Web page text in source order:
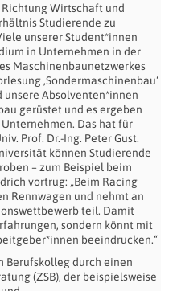
Wirtschaft und
Studierende zu
unserer Student*innen
in Unternehmen in der
Maschinenbaunetzwerkes
‚Sondermaschinenbau‘
unsere Absolventen*innen
gerüstet und es ergeben
Das hat für
Prof. Dr.-Ing. Peter Gust.
können Studierende
– zum Beispiel beim
vortrug: „Beim Racing
Rennwagen und nehmt an
teil. Damit
sondern könnt mit
beeindrucken.“
Berufskolleg durch einen
(ZSB), der beispielsweise